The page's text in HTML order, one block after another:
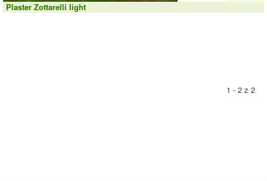
Plaster Zottarelli light
1 - 2 z 2